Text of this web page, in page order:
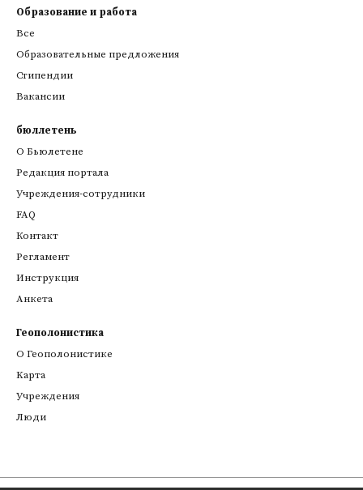
Образование и работа
Все
Образовательные предложения
Стипендии
Вакансии
бюллетень
О Бьюлетене
Редакция портала
Учреждения-сотрудники
FAQ
Контакт
Регламент
Инструкция
Анкета
Геополонистика
О Геополонистике
Kарта
Учреждения
Люди